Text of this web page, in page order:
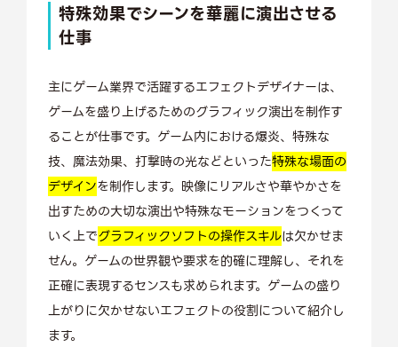
特殊効果でシーンを華麗に演出させる
仕事
主にゲーム業界で活躍するエフェクトデザイナーは、
ゲームを盛り上げるためのグラフィック演出を制作す
ることが仕事です。ゲーム内における爆炎、特殊な
技、魔法効果、打撃時の光などといった特殊な場面の
デザインを制作します。映像にリアルさや華やかさを
出すための大切な演出や特殊なモーションをつくって
いく上でグラフィックソフトの操作スキルは欠かせま
せん。ゲームの世界観や要求を的確に理解し、それを
正確に表現するセンスも求められます。ゲームの盛り
上がりに欠かせないエフェクトの役割について紹介し
ます。